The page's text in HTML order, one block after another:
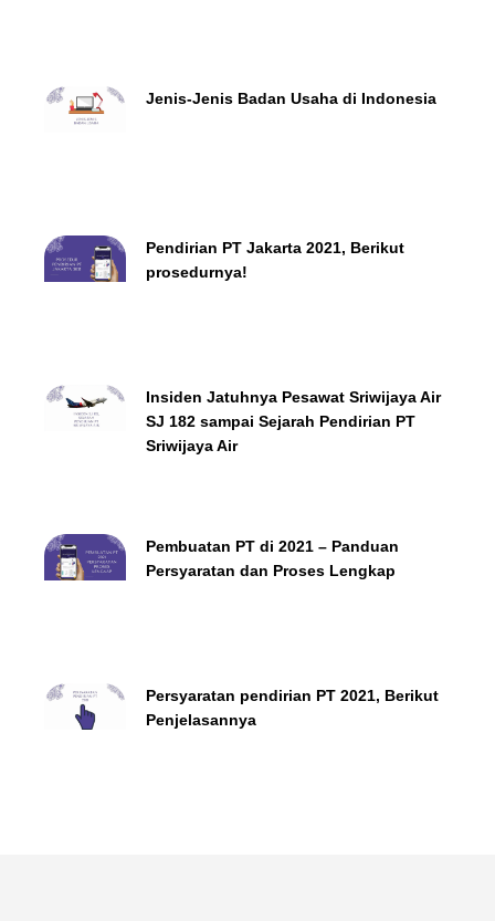
Jenis-Jenis Badan Usaha di Indonesia
Pendirian PT Jakarta 2021, Berikut
prosedurnya!
Insiden Jatuhnya Pesawat Sriwijaya Air
SJ 182 sampai Sejarah Pendirian PT
Sriwijaya Air
Pembuatan PT di 2021 – Panduan
Persyaratan dan Proses Lengkap
Persyaratan pendirian PT 2021, Berikut
Penjelasannya